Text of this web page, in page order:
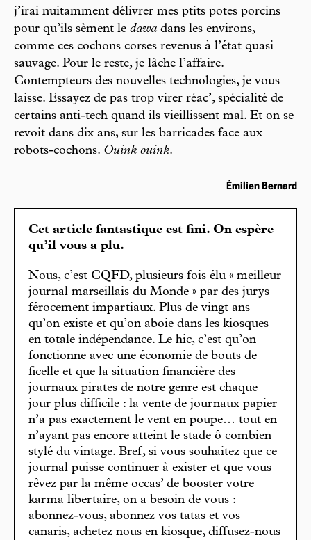
j’irai nuitamment délivrer mes ptits potes porcins
pour qu’ils sèment le dawa dans les environs,
comme ces cochons corses revenus à l’état quasi
sauvage. Pour le reste, je lâche l’affaire.
Contempteurs des nouvelles technologies, je vous
laisse. Essayez de pas trop virer réac’, spécialité de
certains anti-tech quand ils vieillissent mal. Et on se
revoit dans dix ans, sur les barricades face aux
robots-cochons. Ouink ouink.
Émilien Bernard
Cet article fantastique est fini. On espère
qu’il vous a plu.
Nous, c’est CQFD, plusieurs fois élu « meilleur
journal marseillais du Monde » par des jurys
férocement impartiaux. Plus de vingt ans
qu’on existe et qu’on aboie dans les kiosques
en totale indépendance. Le hic, c’est qu’on
fonctionne avec une économie de bouts de
ficelle et que la situation financière des
journaux pirates de notre genre est chaque
jour plus difficile : la vente de journaux papier
n’a pas exactement le vent en poupe… tout en
n’ayant pas encore atteint le stade ô combien
stylé du vintage. Bref, si vous souhaitez que ce
journal puisse continuer à exister et que vous
rêvez par la même occas’ de booster votre
karma libertaire, on a besoin de vous :
abonnez-vous, abonnez vos tatas et vos
canaris, achetez nous en kiosque, diffusez-nous